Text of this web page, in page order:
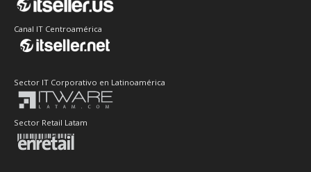
Canal IT Centroamérica
Sector IT Corporativo en Latinoamérica
Sector Retail Latam